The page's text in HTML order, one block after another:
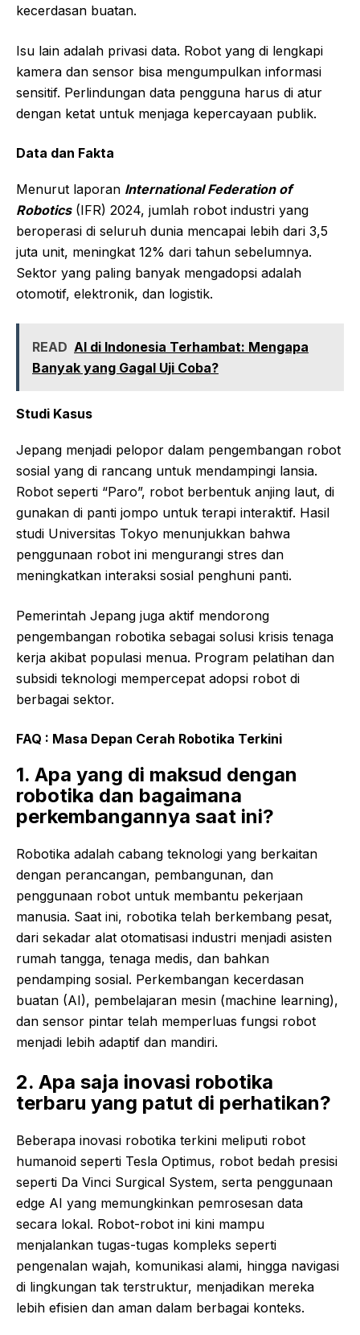
kecerdasan buatan.
Isu lain adalah privasi data. Robot yang di lengkapi
kamera dan sensor bisa mengumpulkan informasi
sensitif. Perlindungan data pengguna harus di atur
dengan ketat untuk menjaga kepercayaan publik.
Data dan Fakta
Menurut laporan International Federation of
Robotics(IFR) 2024, jumlah robot industri yang
beroperasi di seluruh dunia mencapai lebih dari 3,5
juta unit, meningkat 12% dari tahun sebelumnya.
Sektor yang paling banyak mengadopsi adalah
otomotif, elektronik, dan logistik.
READ AI di Indonesia Terhambat: Mengapa
Banyak yang Gagal Uji Coba?
Studi Kasus
Jepang menjadi pelopor dalam pengembangan robot
sosial yang di rancang untuk mendampingi lansia.
Robot seperti “Paro”, robot berbentuk anjing laut, di
gunakan di panti jompo untuk terapi interaktif. Hasil
studi Universitas Tokyo menunjukkan bahwa
penggunaan robot ini mengurangi stres dan
meningkatkan interaksi sosial penghuni panti.
Pemerintah Jepang juga aktif mendorong
pengembangan robotika sebagai solusi krisis tenaga
kerja akibat populasi menua. Program pelatihan dan
subsidi teknologi mempercepat adopsi robot di
berbagai sektor.
FAQ : Masa Depan Cerah Robotika Terkini
1. Apa yang di maksud dengan
robotika dan bagaimana
perkembangannya saat ini?
Robotika adalah cabang teknologi yang berkaitan
dengan perancangan, pembangunan, dan
penggunaan robot untuk membantu pekerjaan
manusia. Saat ini, robotika telah berkembang pesat,
dari sekadar alat otomatisasi industri menjadi asisten
rumah tangga, tenaga medis, dan bahkan
pendamping sosial. Perkembangan kecerdasan
buatan (AI), pembelajaran mesin (machine learning),
dan sensor pintar telah memperluas fungsi robot
menjadi lebih adaptif dan mandiri.
2. Apa saja inovasi robotika
terbaru yang patut di perhatikan?
Beberapa inovasi robotika terkini meliputi robot
humanoid seperti Tesla Optimus, robot bedah presisi
seperti Da Vinci Surgical System, serta penggunaan
edge AI yang memungkinkan pemrosesan data
secara lokal. Robot-robot ini kini mampu
menjalankan tugas-tugas kompleks seperti
pengenalan wajah, komunikasi alami, hingga navigasi
di lingkungan tak terstruktur, menjadikan mereka
lebih efisien dan aman dalam berbagai konteks.